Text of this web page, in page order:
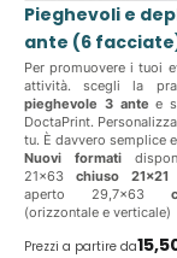
Pieghevoli e
ante (6
Per promuovere i tuoi
attività. scegli la
pieghevole 3 ante e
DoctaPrint.
tu. È davvero semplice
Nuovi formati
21x63 chiuso 21x21
aperto 29,7x63
(orizzontale e verticale)
Prezzi a partire da